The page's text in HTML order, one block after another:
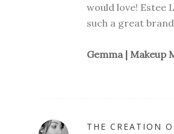
would love! Estee
such a great
Gemma | Makeup
THE CREATION